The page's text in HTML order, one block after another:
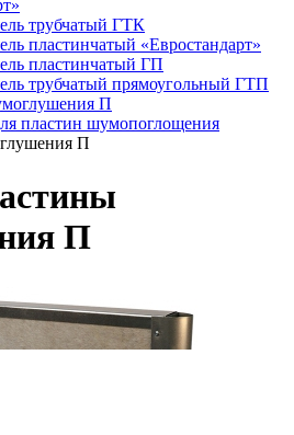
трубчатый ГТК
пластинчатый «Евростандарт»
пластинчатый ГП
трубчатый прямоугольный ГТП
П
пластин шумопоглощения
П
П